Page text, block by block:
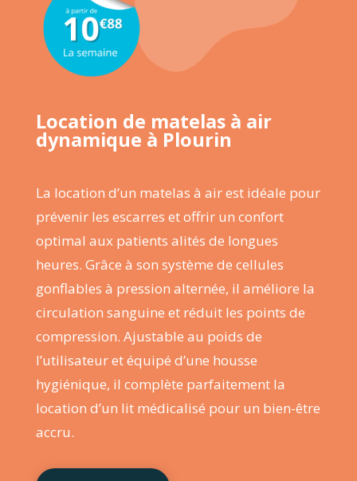
Location de matelas à air
dynamique à Plourin
La location d’un matelas à air est idéale pour
prévenir les escarres et offrir un confort
optimal aux patients alités de longues
heures. Grâce à son système de cellules
gonflables à pression alternée, il améliore la
circulation sanguine et réduit les points de
compression. Ajustable au poids de
l’utilisateur et équipé d’une housse
hygiénique, il complète parfaitement la
location d’un lit médicalisé pour un bien-être
accru.